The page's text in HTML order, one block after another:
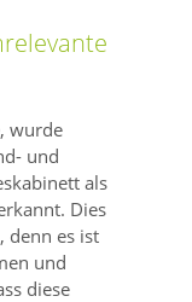
wurde
und
als
Dies
denn es ist
und
diese